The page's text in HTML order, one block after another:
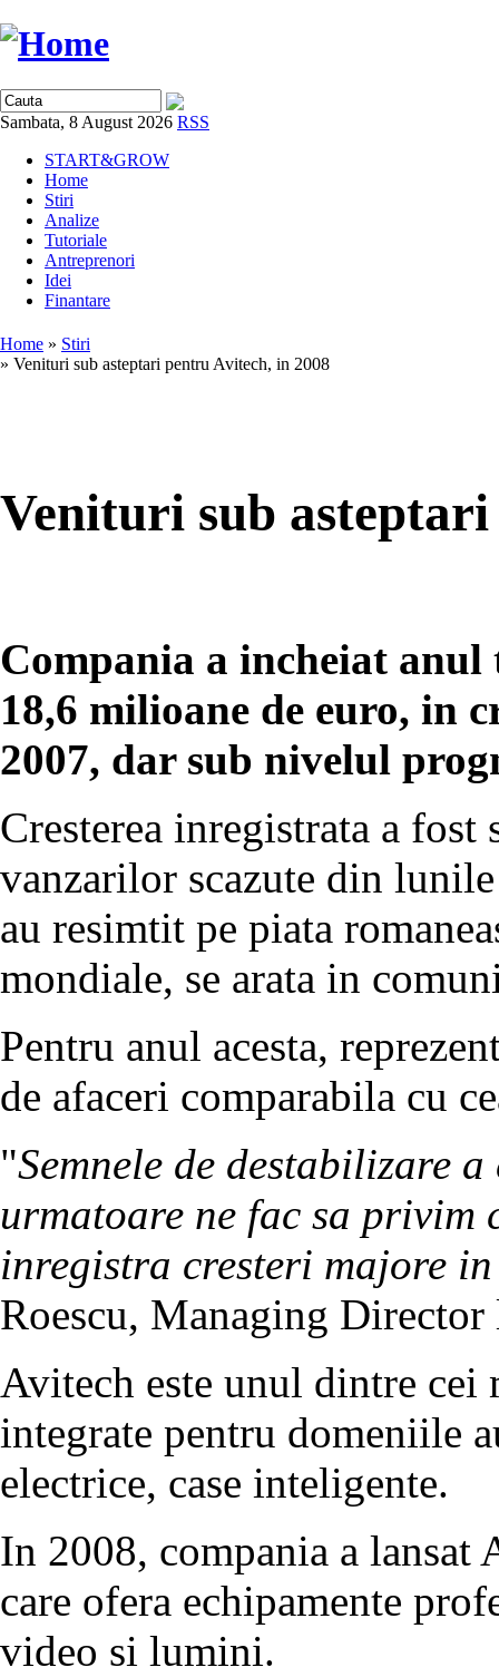
Sambata, 8 August 2026 RSS
START&GROW
Home
Stiri
Analize
Tutoriale
Antreprenori
Idei
Finantare
Home » Stiri
» Venituri sub asteptari pentru Avitech, in 2008
Venituri sub
Compania a incheiat
18,6 milioane de euro, in
2007, dar sub nivelul
Cresterea inregistrata a
vanzarilor scazute din
au resimtit pe piata
mondiale, se arata in
Pentru anul acesta,
de afaceri comparabila cu
"Semnele de destabilizare
urmatoare ne fac sa privim
inregistra cresteri majore
Roescu, Managing
Avitech este unul dintre
integrate pentru domeniile
electrice, case inteligente.
In 2008, compania a lansat
care ofera echipamente
video si lumini.